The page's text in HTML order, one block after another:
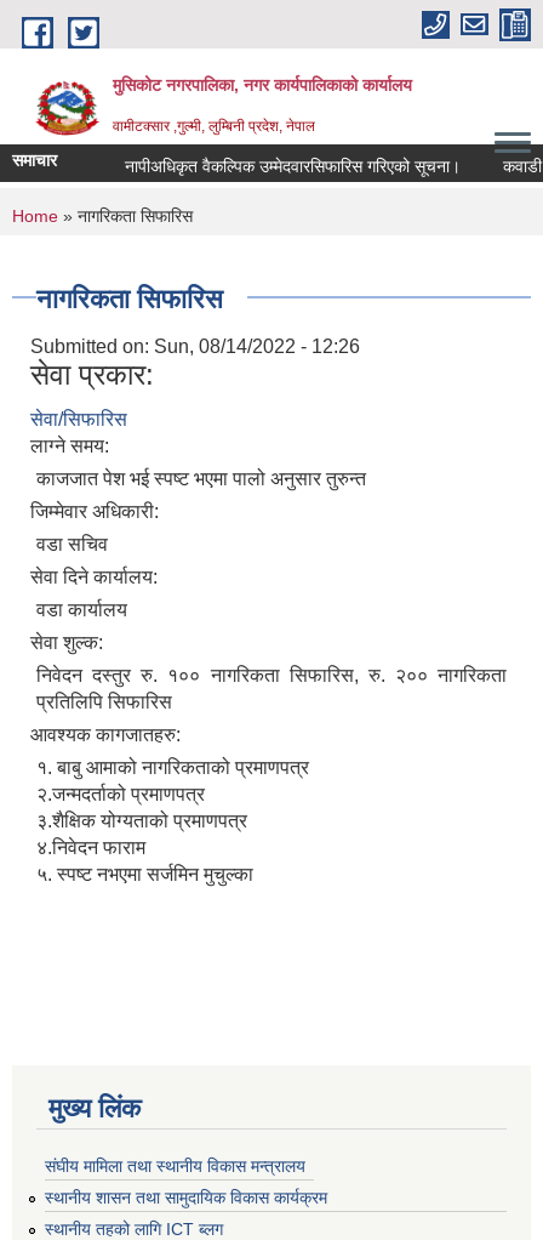
Skip to main content
मुसिकोट नगरपालिका, नगर कार्यपालिकाकाे कार्यालय
वामीटक्सार ,गुल्मी, लुम्बिनी प्रदेश, नेपाल
समाचार नापीअधिकृत वैकल्पिक उम्मेदवारसिफारिस गरिएको सूचना। कवाडी
You are here
Home » नागरिकता सिफारिस
नागरिकता सिफारिस
Submitted on: Sun, 08/14/2022 - 12:26
सेवा प्रकार:
सेवा/सिफारिस
लाग्ने समय:
काजजात पेश भई स्पष्ट भएमा पालो अनुसार तुरुन्त
जिम्मेवार अधिकारी:
वडा सचिव
सेवा दिने कार्यालय:
वडा कार्यालय
सेवा शुल्क:
निवेदन दस्तुर रु. १०० नागरिकता सिफारिस, रु. २०० नागरिकता
प्रतिलिपि सिफारिस
आवश्यक कागजातहरु:
१. बाबु आमाको नागरिकताको प्रमाणपत्र
२.जन्मदर्ताको प्रमाणपत्र
३.शैक्षिक योग्यताको प्रमाणपत्र
४.निवेदन फाराम
५. स्पष्ट नभएमा सर्जमिन मुचुल्का
मुख्य लिंक
संघीय मामिला तथा स्थानीय विकास मन्त्रालय
स्थानीय शासन तथा सामुदायिक विकास कार्यक्रम
स्थानीय तहको लागि ICT ब्लग